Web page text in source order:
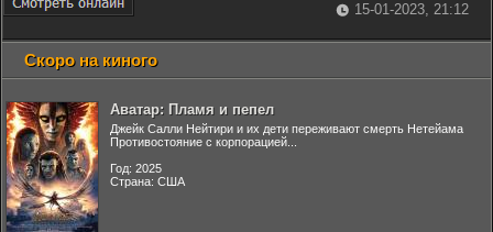
15-01-2023, 21:12
Скоро на киного
Аватар: Пламя и пепел
Джейк Салли Нейтири и их дети переживают смерть Нетейама
Противостояние с корпорацией...
Год: 2025
Страна: США